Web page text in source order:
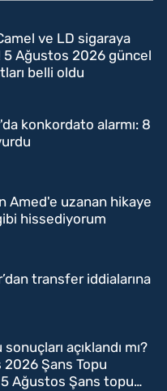
ve LD sigaraya
5 Ağustos 2026 güncel
belli oldu
konkordato alarmı: 8
Amed'e uzanan hikaye
hissediyorum
transfer iddialarına
açıklandı mı?
Şans Topu
5 Ağustos Şans topu